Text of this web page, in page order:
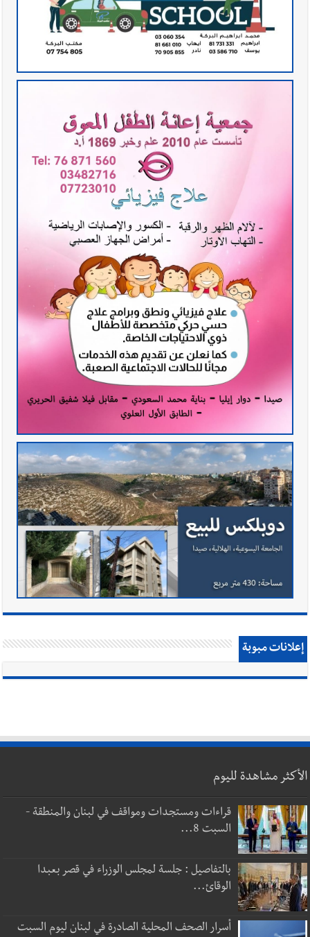
إعلانات مبوبة
الأكثر مشاهدة لليوم
قراءات ومستجدات ومواقف في لبنان والمنطقة -
السبت 8...
بالتفاصيل : جلسة لمجلس الوزراء في قصر بعبدا
الوقائ...
أسرار الصحف المحلية الصادرة في لبنان ليوم السبت